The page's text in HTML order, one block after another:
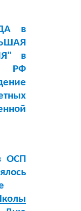
в
в
РФ
ОСП